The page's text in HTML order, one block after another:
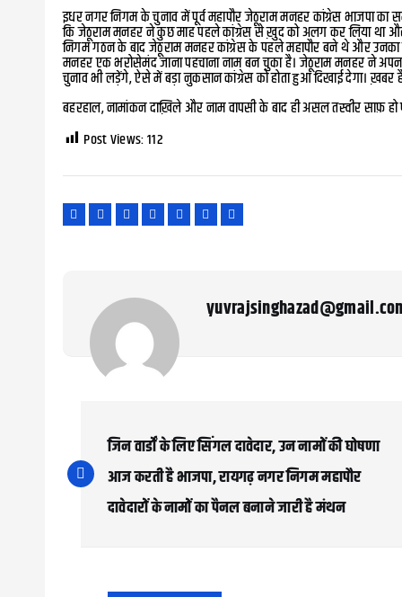
इधर नगर निगम के चुनाव में पूर्व महापौर जेठूराम मनहर कांग्रेस भाजपा का
कि जेठूराम मनहर ने कुछ माह पहले कांग्रेस से ख़ुद को अलग कर लिया था
निगम गठन के बाद जेठूराम मनहर कांग्रेस के पहले महापौर बने थे और उनका
मनहर एक भरोसेमंद जाना पहचाना नाम बन चुका है। जेठूराम मनहर ने
चुनाव भी लड़ेंगे, ऐसे में बड़ा नुकसान कांग्रेस को होता हुआ दिखाई देगा।
बहरहाल, नामांकन दाख़िले और नाम वापसी के बाद ही असल तस्वीर साफ़ हो
Post Views:112
o
s
जिन वार्डों के लिए सिंगल दावेदार, उन नामों की घोषणा
आज करती है भाजपा, रायगढ़ नगर निगम महापौर
दावेदारों के नामों का पैनल बनाने जारी है मंथन